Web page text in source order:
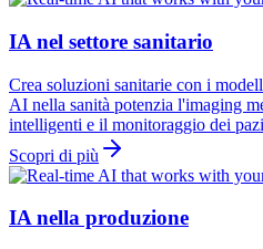
IA nel settore sanitario
Crea soluzioni sanitarie con i
AI nella sanità potenzia l'imaging
intelligenti e il monitoraggio dei
Scopri di più
IA nella produzione